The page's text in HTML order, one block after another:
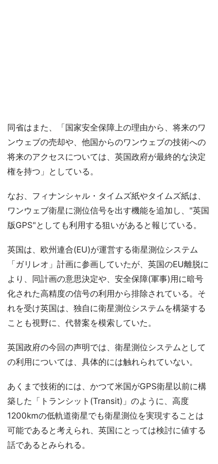
同省はまた、「国家安全保障上の理由から、将来のワ
ンウェブの売却や、他国からのワンウェブの技術への
将来のアクセスについては、英国政府が最終的な決定
権を持つ」としている。
なお、フィナンシャル・タイムズ紙やタイムズ紙は、
ワンウェブ衛星に測位信号を出す機能を追加し、"英国
版GPS"としても利用する狙いがあると報じている。
英国は、欧州連合(EU)が運営する衛星測位システム
「ガリレオ」計画に参画していたが、英国のEU離脱に
より、同計画の意思決定や、安全保障(軍事)用に暗号
化された高精度の信号の利用から排除されている。そ
れを受け英国は、独自に衛星測位システムを構築する
ことも視野に、代替案を模索していた。
英国政府の今回の声明では、衛星測位システムとして
の利用については、具体的には触れられていない。
あくまで技術的には、かつて米国がGPS衛星以前に構
築した「トランシット(Transit)」のように、高度
1200kmの低軌道衛星でも衛星測位を実現することは
可能であると考えられ、英国にとっては検討に値する
話であるとみられる。